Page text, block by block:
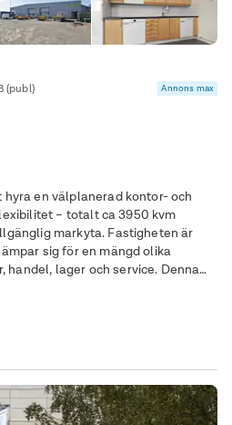
(publ) Annons max
en välplanerad kontor- och
– totalt ca 3950 kvm
markyta. Fastigheten är
sig för en mängd olika
lager och service. Denna
företag som söker funktionella